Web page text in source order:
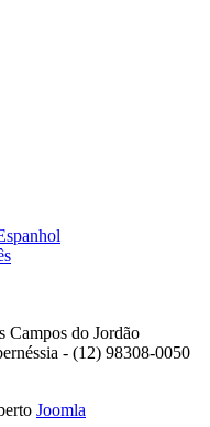
Campos do Jordão
- (12) 98308-0050
Joomla